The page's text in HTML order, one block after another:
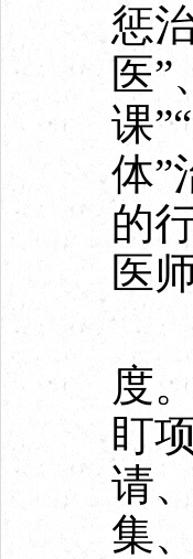
惩
医”
课
体”
的
医
此
度
盯
请
集